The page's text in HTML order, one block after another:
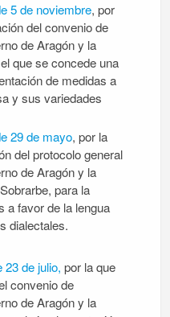
5 de noviembre, por
del convenio de
de Aragón y la
que se concede una
de medidas a
y sus variedades
29 de mayo, por la
del protocolo general
de Aragón y la
para la
a favor de la lengua
dialectales.
de julio, por la que
convenio de
de Aragón y la